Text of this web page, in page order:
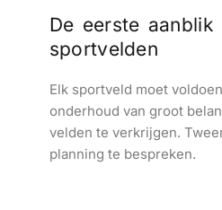
De eerste
sportvelden
Elk sportveld moet
onderhoud van groot
velden te verkrijgen.
planning te bespreken.